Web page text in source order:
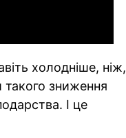
холодніше, ніж,
такого зниження
І це